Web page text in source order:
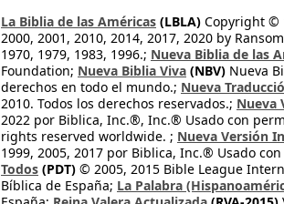
La Biblia de las Américas (LBLA) Copyright ©
2000, 2001, 2010, 2014, 2017, 2020 by
1970, 1979, 1983, 1996.; Nueva Biblia de las
Foundation; Nueva Biblia Viva (NBV) Nueva
derechos en todo el mundo.; Nueva
2010. Todos los derechos reservados.; Nueva
2022 por Biblica, Inc.®, Inc.® Usado con
rights reserved worldwide. ; Nueva Versión
1999, 2005, 2017 por Biblica, Inc.® Usado
Todos (PDT) © 2005, 2015 Bible League
Bíblica de España; La Palabra